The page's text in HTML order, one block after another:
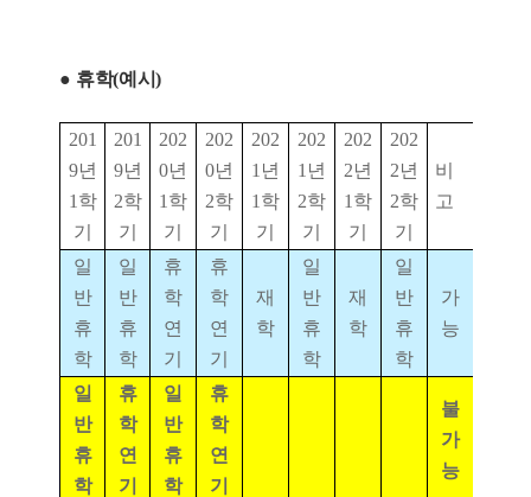
● 휴학(예시 )
201
9년
1 학
기
201
9년
2학
기
202
0년
1 학
기
202
0년
2학
기
202
1 년
1 학
기
202
1 년
2학
기
202
2년
1 학
기
202
2년
2학
기
비
고
일
반
휴
학
일
반
휴
학
휴
학
연
기
휴
학
연
기
재
학
일
반
휴
학
재
학
일
반
휴
학
가
능
일
반
휴
학
휴
학
연
기
일
반
휴
학
휴
학
연
기
불
가
능